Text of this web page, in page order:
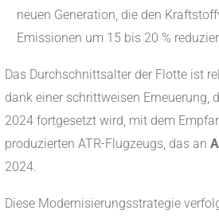
neuen Generation, die den
Emissionen um 15 bis 20 %
Das Durchschnittsalter der Flotte ist
dank einer schrittweisen Erneuerung,
2024 fortgesetzt wird, mit dem
produzierten ATR-Flugzeugs, das an
2024.
Diese Modernisierungsstrategie